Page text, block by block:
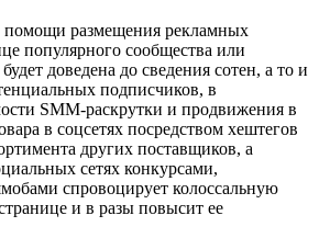
помощи размещения рекламных
популярного сообщества или
доведена до сведения сотен, а то и
подписчиков, в
SMM-раскрутки и продвижения в
в соцсетях посредством хештегов
других поставщиков, а
сетях конкурсами,
спровоцирует колоссальную
и в разы повысит ее